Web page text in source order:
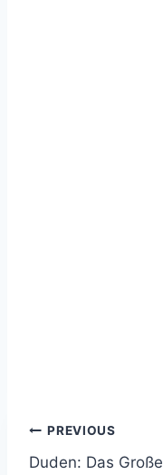
Post
PREVIOUS
Duden: Das Große